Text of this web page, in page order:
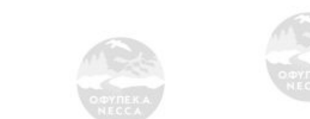
Ο.ΦΥ.ΠΕ.Κ.Α.
Νέα –